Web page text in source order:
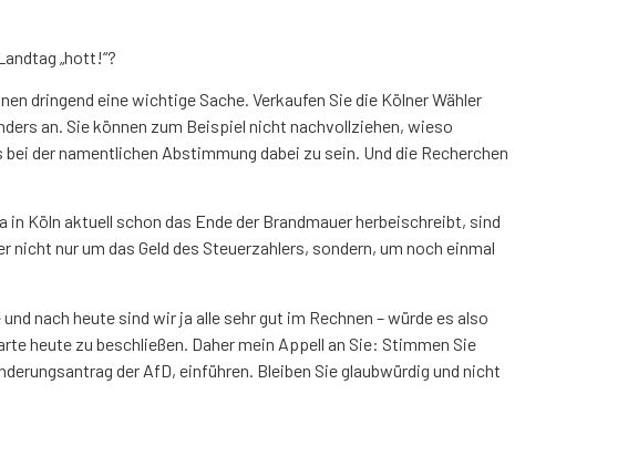
„hott!“?
dringend eine wichtige Sache. Verkaufen Sie die Kölner Wähler
an. Sie können zum Beispiel nicht nachvollziehen, wieso
der namentlichen Abstimmung dabei zu sein. Und die Recherchen
in Köln aktuell schon das Ende der Brandmauer herbeischreibt, sind
nur um das Geld des Steuerzahlers, sondern, um noch einmal
nach heute sind wir ja alle sehr gut im Rechnen – würde es also
heute zu beschließen. Daher mein Appell an Sie: Stimmen Sie
der AfD, einführen. Bleiben Sie glaubwürdig und nicht